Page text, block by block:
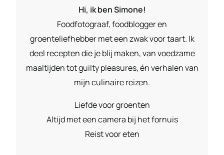
Hi, ik ben Simone!
Foodfotograaf, foodblogger en
groenteliefhebber met een zwak voor taart. Ik
deel recepten die je blij maken, van voedzame
maaltijden tot guilty pleasures, én verhalen van
mijn culinaire reizen.
Liefde voor groenten
Altijd met een camera bij het fornuis
Reist voor eten